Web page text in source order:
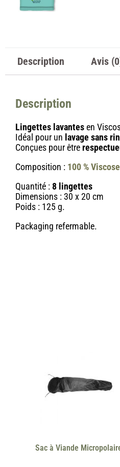
Description Avis
Description
Lingettes lavantesen
Idéal pour un lavage sans
Conçues pour être
Composition : 100 %
Quantité : 8 lingettes
Dimensions : 30 x 20 cm
Poids : 125 g.
Packaging refermable.
Sac à Viande